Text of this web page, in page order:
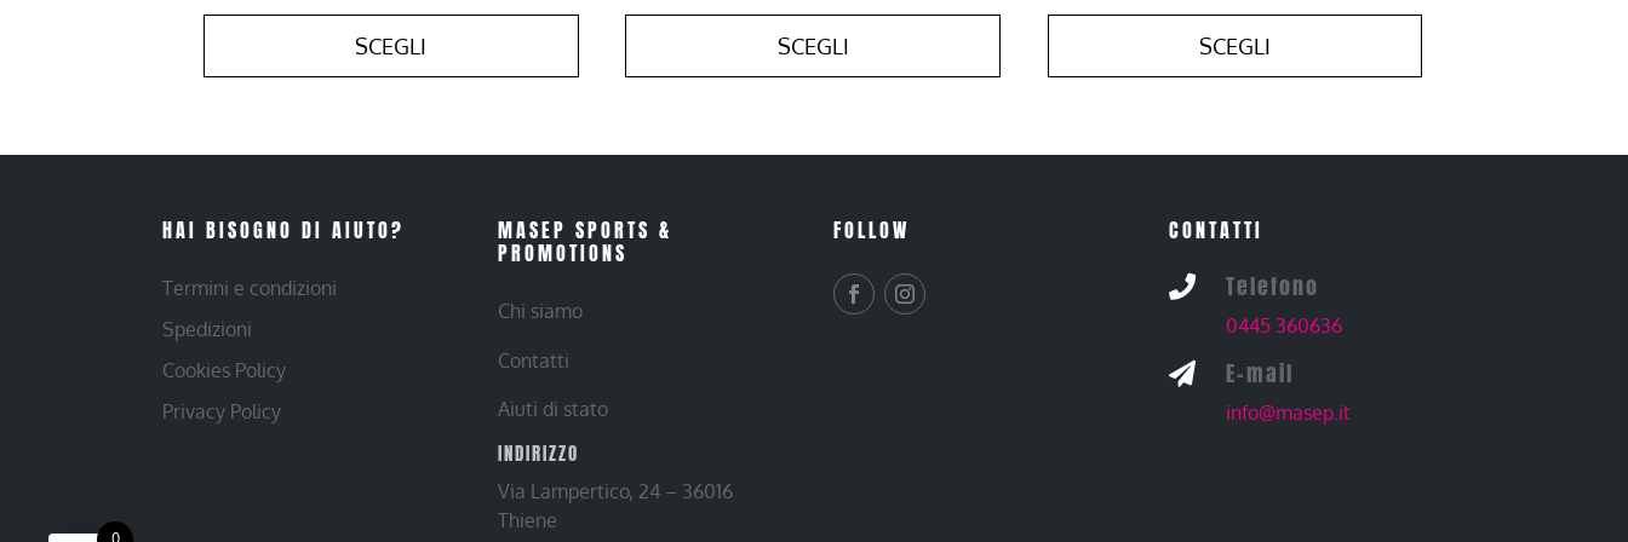
SCEGLI SCEGLI SCEGLI
HAI BISOGNO DI AIUTO?
Termini e condizioni
Spedizioni
Cookies Policy
Privacy Policy
MASEP SPORTS &
PROMOTIONS
Chi siamo
Contatti
Aiuti di stato
INDIRIZZO
Via Lampertico, 24 – 36016
Thiene
FOLLOW CONTATTI
 Telefono
0445 360636
 E-mail
info@masep.it